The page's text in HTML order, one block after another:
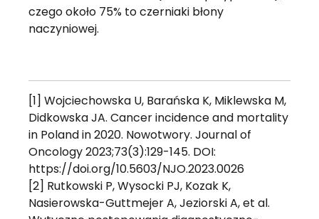
czego około 75% to czerniaki błony
naczyniowej.
[1] Wojciechowska U, Barańska K, Miklewska M,
Didkowska JA. Cancer incidence and mortality
in Poland in 2020. Nowotwory. Journal of
Oncology 2023;73(3):129-145. DOI:
https://doi.org/10.5603/NJO.2023.0026
[2] Rutkowski P, Wysocki PJ, Kozak K,
Nasierowska-Guttmejer A, Jeziorski A, et al.